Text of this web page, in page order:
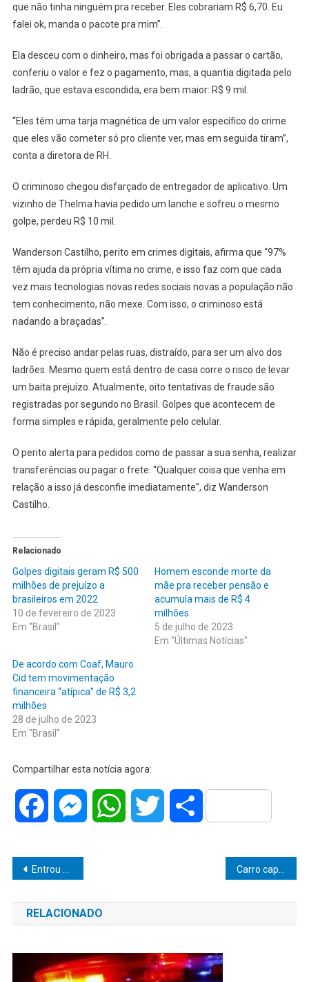
que não tinha ninguém pra receber. Eles cobrariam R$ 6,70. Eu
falei ok, manda o pacote pra mim”.
Ela desceu com o dinheiro, mas foi obrigada a passar o cartão,
conferiu o valor e fez o pagamento, mas, a quantia digitada pelo
ladrão, que estava escondida, era bem maior: R$ 9 mil.
“Eles têm uma tarja magnética de um valor específico do crime
que eles vão cometer só pro cliente ver, mas em seguida tiram”,
conta a diretora de RH.
O criminoso chegou disfarçado de entregador de aplicativo. Um
vizinho de Thelma havia pedido um lanche e sofreu o mesmo
golpe, perdeu R$ 10 mil.
Wanderson Castilho, perito em crimes digitais, afirma que “97%
têm ajuda da própria vítima no crime, e isso faz com que cada
vez mais tecnologias novas redes sociais novas a população não
tem conhecimento, não mexe. Com isso, o criminoso está
nadando a braçadas”.
Não é preciso andar pelas ruas, distraído, para ser um alvo dos
ladrões. Mesmo quem está dentro de casa corre o risco de levar
um baita prejuízo. Atualmente, oito tentativas de fraude são
registradas por segundo no Brasil. Golpes que acontecem de
forma simples e rápida, geralmente pelo celular.
O perito alerta para pedidos como de passar a sua senha, realizar
transferências ou pagar o frete. “Qualquer coisa que venha em
relação a isso já desconfie imediatamente”, diz Wanderson
Castilho.
Relacionado
Golpes digitais geram R$ 500
milhões de prejuízo a
brasileiros em 2022
10 de fevereiro de 2023
Em "Brasil"
Homem esconde morte da
mãe pra receber pensão e
acumula mais de R$ 4
milhões
5 de julho de 2023
Em "Últimas Notícias"
De acordo com Coaf, Mauro
Cid tem movimentação
financeira “atípica” de R$ 3,2
milhões
28 de julho de 2023
Em "Brasil"
Compartilhar esta notícia agora:
Facebook MessengerWhatsAppTwitter Share
Navegação
de
Post
Entrou em vigor nesta semana novas regras para fabricação de presunto
RELACIONADO